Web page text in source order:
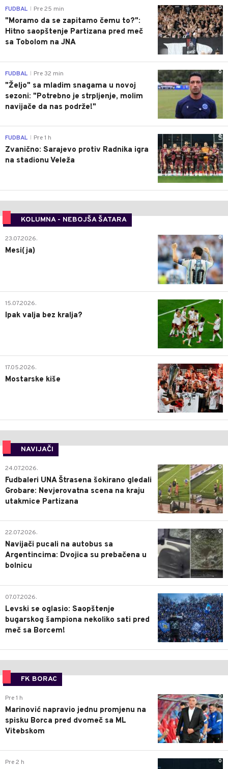
0
FUDBAL Pre 25 min
"Moramo da se zapitamo čemu to?":
Hitno saopštenje Partizana pred meč
sa Tobolom na JNA
0
FUDBAL Pre 32 min
"Željo" sa mladim snagama u novoj
sezoni: "Potrebno je strpljenje, molim
navijače da nas podrže!"
0
FUDBAL Pre 1 h
Zvanično: Sarajevo protiv Radnika igra
na stadionu Veleža
KOLUMNA - NEBOJŠA ŠATARA
0
23.07.2026.
Mesi(ja)
2
15.07.2026.
Ipak valja bez kralja?
0
17.05.2026.
Mostarske kiše
NAVIJAČI
0
24.07.2026.
Fudbaleri UNA Štrasena šokirano gledali
Grobare: Nevjerovatna scena na kraju
utakmice Partizana
0
22.07.2026.
Navijači pucali na autobus sa
Argentincima: Dvojica su prebačena u
bolnicu
1
07.07.2026.
Levski se oglasio: Saopštenje
bugarskog šampiona nekoliko sati pred
meč sa Borcem!
FK BORAC
0
Pre 1 h
Marinović napravio jednu promjenu na
spisku Borca pred dvomeč sa ML
Vitebskom
0
Pre 2 h